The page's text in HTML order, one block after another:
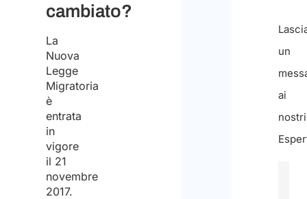
cambiato?
La
Nuova
Legge
Migratoria
è
entrata
in
vigore
il 21
novembre
2017.
un
ai
nostri